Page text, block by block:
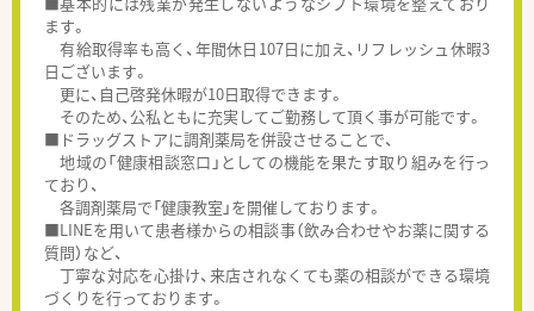
ます。
有給取得率も高く、年間休日107日に加え、リフレッシュ休暇3
日ございます。
更に、自己啓発休暇が10日取得できます。
そのため、公私ともに充実してご勤務して頂く事が可能です。
■ドラッグストアに調剤薬局を併設させることで、
地域の「健康相談窓口」としての機能を果たす取り組みを行っ
ており、
各調剤薬局で「健康教室」を開催しております。
■LINEを用いて患者様からの相談事（飲み合わせやお薬に関する
質問）など、
丁寧な対応を心掛け、来店されなくても薬の相談ができる環境
づくりを行っております。